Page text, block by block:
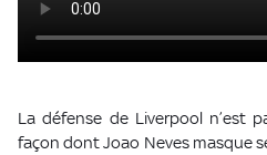
La défense de Liverpool n’est
façon dont Joao Neves masque